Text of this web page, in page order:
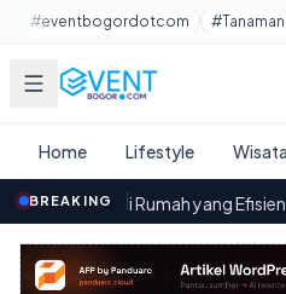
Lewati ke konten utama
#eventbogordotcom
Home Lifestyle Wisata
BREAKING
yang Efisien· 04.54